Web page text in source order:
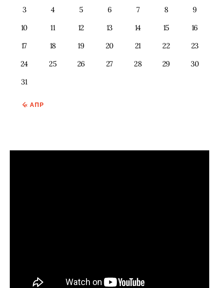
3
4 5 6 7 8
9
10
11 12 13 14 15
16
17
18 19 20 21 22
23
24
25 26 27 28 29
30
31
« АПР